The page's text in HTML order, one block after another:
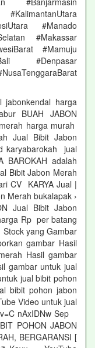
#Manado
#Makassar
#Mamuju
#Denpasar
jabonkendal harga
BUAH JABON
harga murah
Jual Bibit Jabon
karyabarokah jual
adalah
Bibit Jabon Merah
CV KARYA Jual |
Merah bukalapak ›
Jual Bibit Jabon
Rp per batang
yang Gambar
gambar Hasil
Hasil gambar
gambar untuk jual
jual bibit pohon
bibit pohon jabon
Video untuk jual
nAxIDNw Sep
POHON JABON
BERGARANSI [